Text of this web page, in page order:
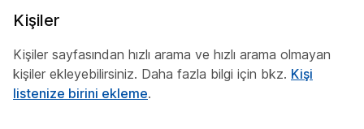
Kişiler
Kişiler sayfasından hızlı arama ve hızlı arama olmayan
kişiler ekleyebilirsiniz. Daha fazla bilgi için bkz. Kişi
listenize birini ekleme.